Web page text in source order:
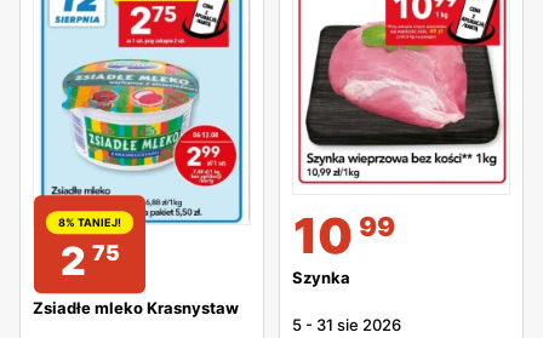
8% TANIEJ!
2 75
Zsiadłe mleko Krasnystaw
10 99
Szynka
5 - 31 sie 2026